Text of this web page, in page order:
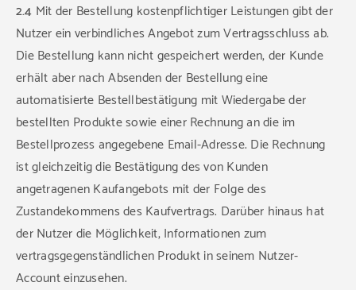
2.4 Mit der Bestellung kostenpflichtiger Leistungen gibt der
Nutzer ein verbindliches Angebot zum Vertragsschluss ab.
Die Bestellung kann nicht gespeichert werden, der Kunde
erhält aber nach Absenden der Bestellung eine
automatisierte Bestellbestätigung mit Wiedergabe der
bestellten Produkte sowie einer Rechnung an die im
Bestellprozess angegebene Email-Adresse. Die Rechnung
ist gleichzeitig die Bestätigung des von Kunden
angetragenen Kaufangebots mit der Folge des
Zustandekommens des Kaufvertrags. Darüber hinaus hat
der Nutzer die Möglichkeit, Informationen zum
vertragsgegenständlichen Produkt in seinem Nutzer-
Account einzusehen.